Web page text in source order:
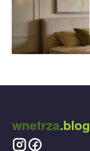
wnetrza.blog